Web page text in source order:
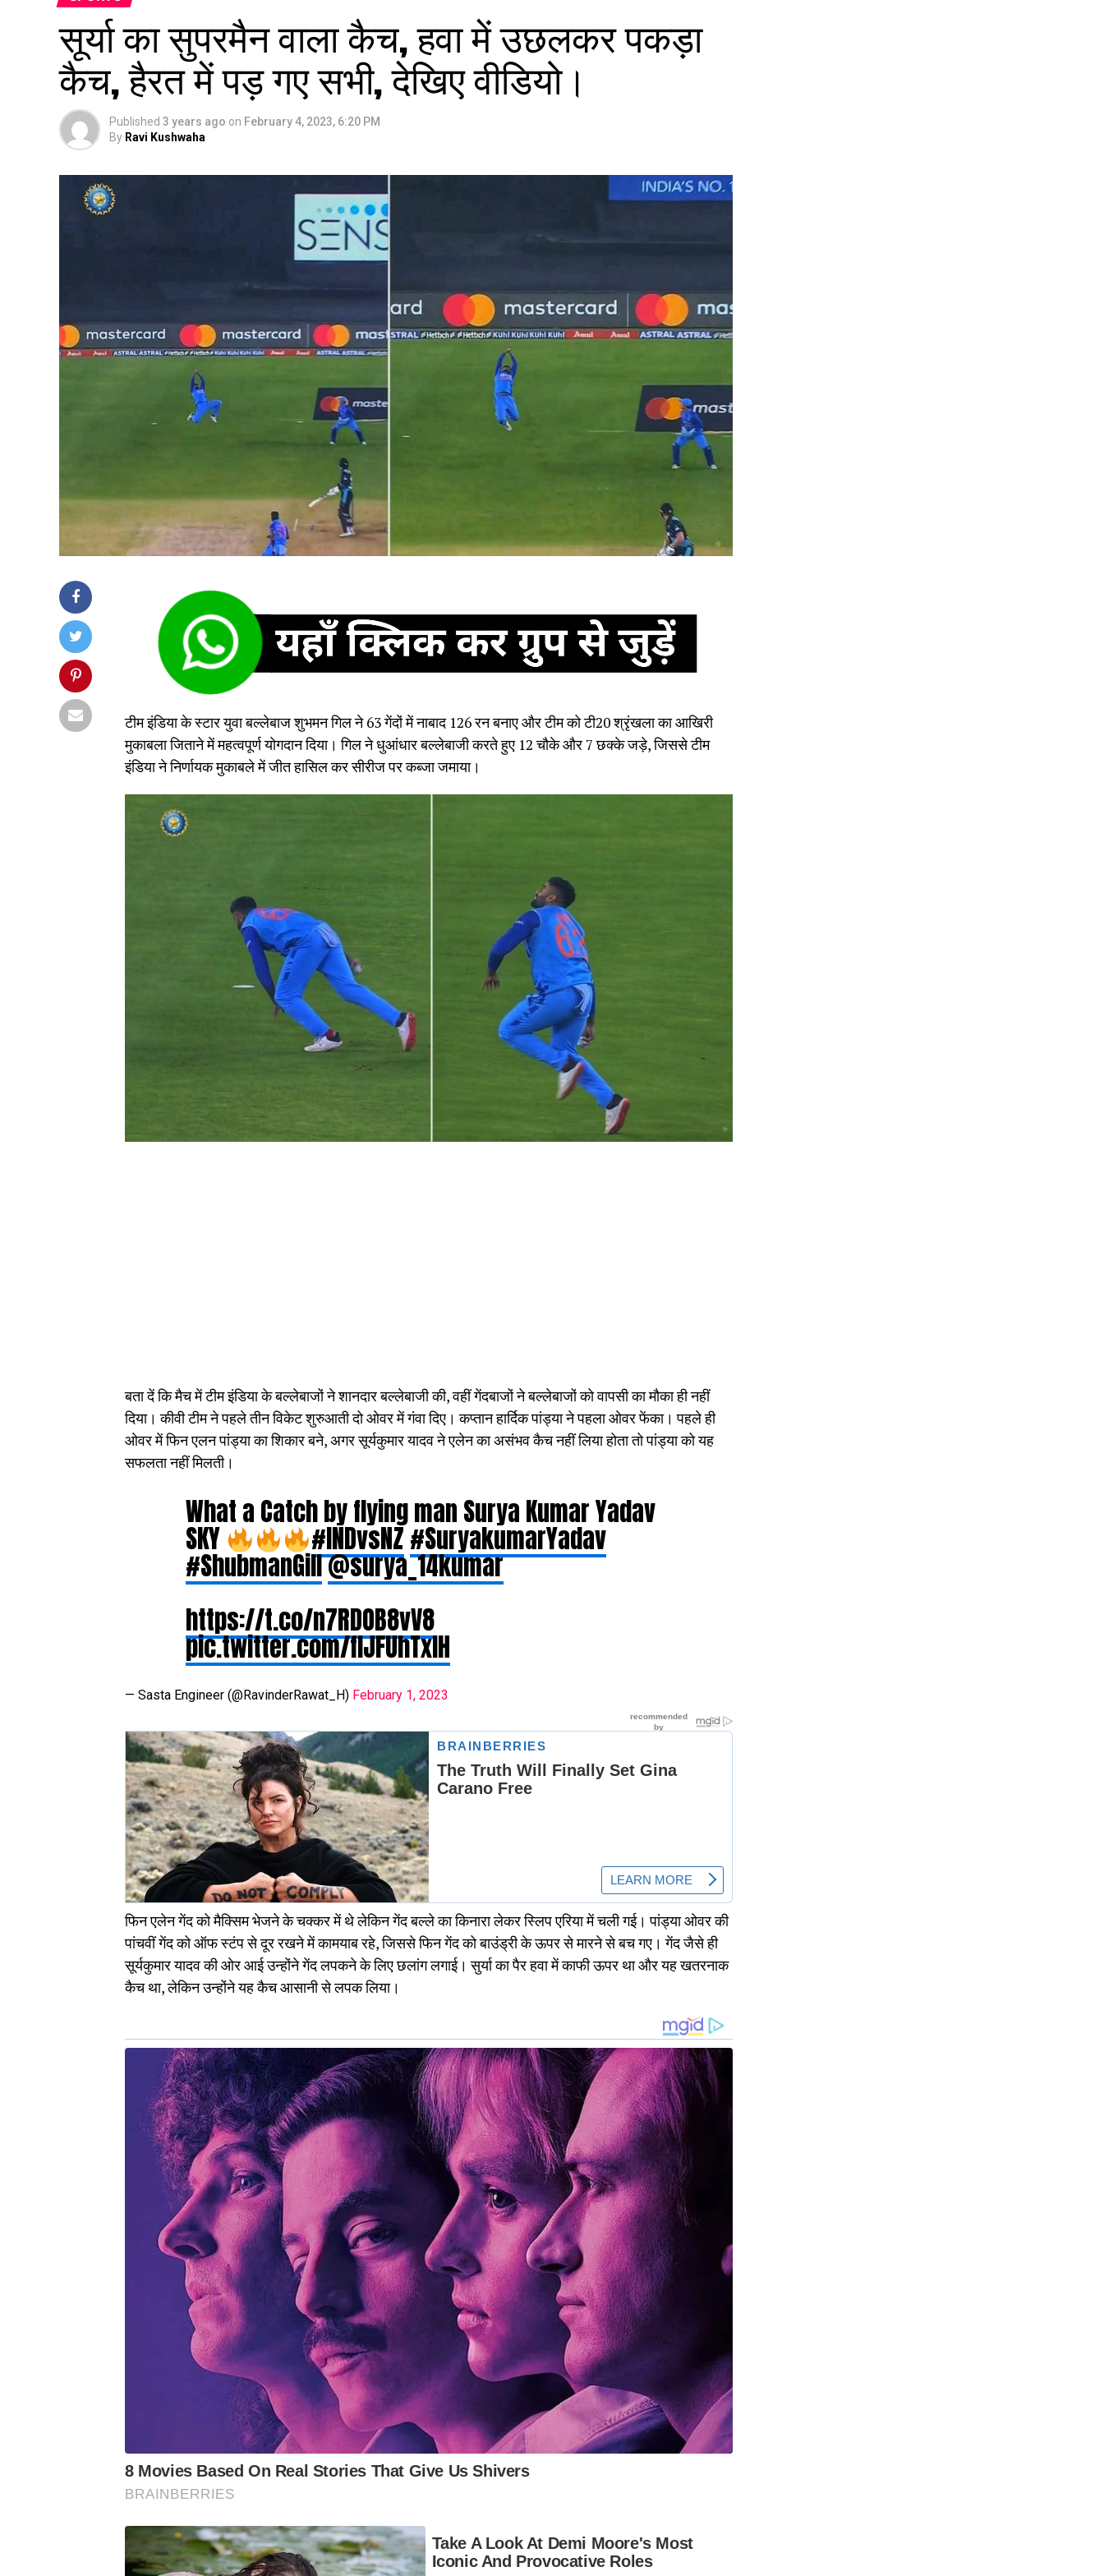
सूर्या का सुपरमैन वाला कैच, हवा में उछलकर पकड़ा
कैच, हैरत में पड़ गए सभी, देखिए वीडियो।
Published 3 years ago on February 4, 2023, 6:20 PM
By Ravi Kushwaha
टीम इंडिया के स्टार युवा बल्लेबाज शुभमन गिल ने 63 गेंदों में नाबाद 126 रन बनाए और टीम को टी20 श्रृंखला का आखिरी
मुकाबला जिताने में महत्वपूर्ण योगदान दिया। गिल ने धुआंधार बल्लेबाजी करते हुए 12 चौके और 7 छक्के जड़े, जिससे टीम
इंडिया ने निर्णायक मुकाबले में जीत हासिल कर सीरीज पर कब्जा जमाया।
बता दें कि मैच में टीम इंडिया के बल्लेबाजों ने शानदार बल्लेबाजी की, वहीं गेंदबाजों ने बल्लेबाजों को वापसी का मौका ही नहीं
दिया। कीवी टीम ने पहले तीन विकेट शुरुआती दो ओवर में गंवा दिए। कप्तान हार्दिक पांड्या ने पहला ओवर फेंका। पहले ही
ओवर में फिन एलन पांड्या का शिकार बने, अगर सूर्यकुमार यादव ने एलेन का असंभव कैच नहीं लिया होता तो पांड्या को यह
सफलता नहीं मिलती।
What a Catch by flying man Surya Kumar Yadav
SKY #INDvsNZ#SuryakumarYadav
#ShubmanGill@surya_14kumar
https://t.co/n7RDOB8vV8
pic.twitter.com/fIJFUhTxIH
— Sasta Engineer (@RavinderRawat_H) February 1, 2023
फिन एलेन गेंद को मैक्सिम भेजने के चक्कर में थे लेकिन गेंद बल्ले का किनारा लेकर स्लिप एरिया में चली गई। पांड्या ओवर की
पांचवीं गेंद को ऑफ स्टंप से दूर रखने में कामयाब रहे, जिससे फिन गेंद को बाउंड्री के ऊपर से मारने से बच गए। गेंद जैसे ही
सूर्यकुमार यादव की ओर आई उन्होंने गेंद लपकने के लिए छलांग लगाई। सुर्या का पैर हवा में काफी ऊपर था और यह खतरनाक
कैच था, लेकिन उन्होंने यह कैच आसानी से लपक लिया।